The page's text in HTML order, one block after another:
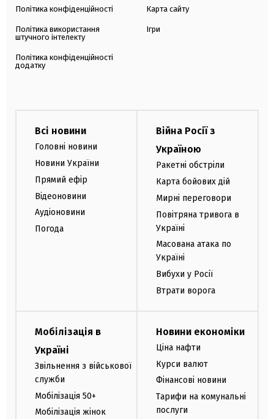
Політика конфіденційності
Політика використання
штучного інтелекту
Політика конфіденційності
додатку
Карта сайту
Ігри
Всі новини
Головні новини
Новини України
Прямий ефір
Відеоновини
Аудіоновини
Погода
Війна Росії з
Україною
Ракетні обстріли
Карта бойових дій
Мирні переговори
Повітряна тривога в
Україні
Масована атака по
Україні
Вибухи у Росії
Втрати ворога
Мобілізація в
Україні
Звільнення з військової
служби
Мобілізація 50+
Мобілізація жінок
Новини економіки
Ціна нафти
Курси валют
Фінансові новини
Тарифи на комунальні
послуги